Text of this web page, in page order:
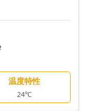
温度特性
24℃